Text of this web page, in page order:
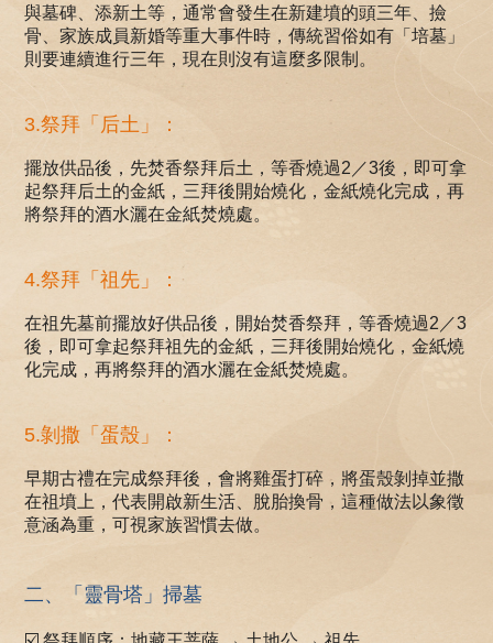
與墓碑、添新土等，通常會發生在新建墳的頭三年、撿
骨、家族成員新婚等重大事件時，傳統習俗如有「培墓」
則要連續進行三年，現在則沒有這麼多限制。
3.祭拜「后土」：
擺放供品後，先焚香祭拜后土，等香燒過2／3後，即可拿
起祭拜后土的金紙，三拜後開始燒化，金紙燒化完成，再
將祭拜的酒水灑在金紙焚燒處。
4.祭拜「祖先」：
在祖先墓前擺放好供品後，開始焚香祭拜，等香燒過2／3
後，即可拿起祭拜祖先的金紙，三拜後開始燒化，金紙燒
化完成，再將祭拜的酒水灑在金紙焚燒處。
5.剝撒「蛋殼」：
早期古禮在完成祭拜後，會將雞蛋打碎，將蛋殼剝掉並撒
在祖墳上，代表開啟新生活、脫胎換骨，這種做法以象徵
意涵為重，可視家族習慣去做。
二、「靈骨塔」掃墓